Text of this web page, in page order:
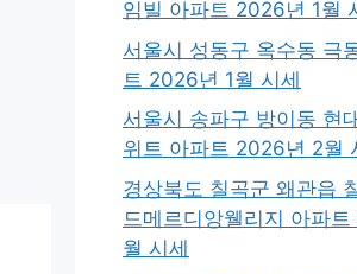
임빌 아파트 2026년 1월
서울시 성동구 옥수동 극
트 2026년 1월 시세
서울시 송파구 방이동 현
위트 아파트 2026년 2월
경상북도 칠곡군 왜관읍
드메르디앙웰리지 아파
월 시세